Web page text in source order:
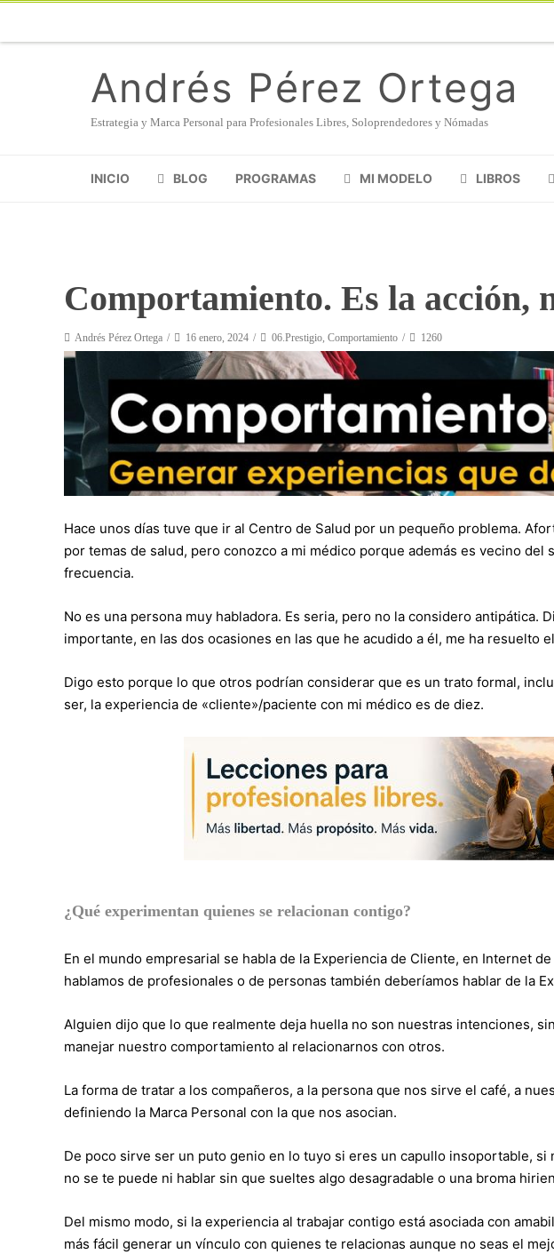
Andrés Pérez Ortega
Estrategia y Marca Personal para Profesionales Libres, Soloprendedores y Nómadas
INICIO BLOG PROGRAMAS MI MODELO LIBROS
Comportamiento. Es la acción,
Andrés Pérez Ortega 16 enero, 2024 06.Prestigio, Comportamiento 1260
Hace unos días tuve que ir al Centro de Salud por un pequeño problema.
por temas de salud, pero conozco a mi médico porque además es vecino
frecuencia.
No es una persona muy habladora. Es seria, pero no la considero antipática.
importante, en las dos ocasiones en las que he acudido a él, me ha resuelto
Digo esto porque lo que otros podrían considerar que es un trato formal,
ser, la experiencia de «cliente»/paciente con mi médico es de diez.
¿Qué experimentan quienes se relacionan contigo?
En el mundo empresarial se habla de la Experiencia de Cliente, en Internet
hablamos de profesionales o de personas también deberíamos hablar de la
Alguien dijo que lo que realmente deja huella no son nuestras intenciones,
manejar nuestro comportamiento al relacionarnos con otros.
La forma de tratar a los compañeros, a la persona que nos sirve el café, a
definiendo la Marca Personal con la que nos asocian.
De poco sirve ser un puto genio en lo tuyo si eres un capullo insoportable, si
no se te puede ni hablar sin que sueltes algo desagradable o una broma
Del mismo modo, si la experiencia al trabajar contigo está asociada con
más fácil generar un vínculo con quienes te relacionas aunque no seas el